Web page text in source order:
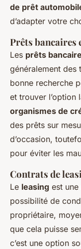
de prêt
d’adapter votre
Prêts bancaires
Les prêts
généralement des
bonne recherche
et trouver l’option
organismes de
des prêts sur
d’occasion,
pour éviter les
Contrats de
Le leasing est
possibilité de
propriétaire,
que cela puisse
c’est une option